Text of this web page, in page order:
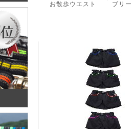
お散歩ウエスト ブリー